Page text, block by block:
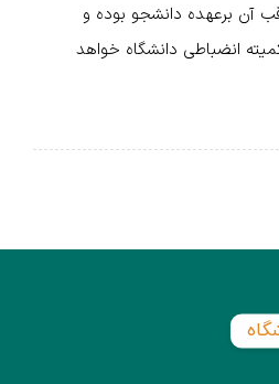
آن برعهده دانشجو بوده و
انضباطی دانشگاه خواهد